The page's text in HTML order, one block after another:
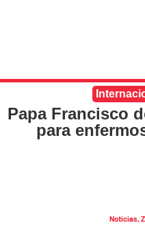
Papa Francisco
para
Noticias,